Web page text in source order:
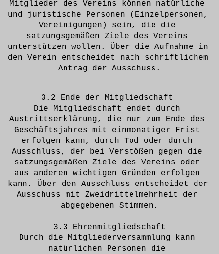
Mitglieder des Vereins können natürliche
und juristische Personen (Einzelpersonen,
Vereinigungen) sein, die die
satzungsgemäßen Ziele des Vereins
unterstützen wollen. Über die Aufnahme in
den Verein entscheidet nach schriftlichem
Antrag der Ausschuss.
3.2 Ende der Mitgliedschaft
Die Mitgliedschaft endet durch
Austrittserklärung, die nur zum Ende des
Geschäftsjahres mit einmonatiger Frist
erfolgen kann, durch Tod oder durch
Ausschluss, der bei Verstößen gegen die
satzungsgemäßen Ziele des Vereins oder
aus anderen wichtigen Gründen erfolgen
kann. Über den Ausschluss entscheidet der
Ausschuss mit Zweidrittelmehrheit der
abgegebenen Stimmen.
3.3 Ehrenmitgliedschaft
Durch die Mitgliederversammlung kann
natürlichen Personen die